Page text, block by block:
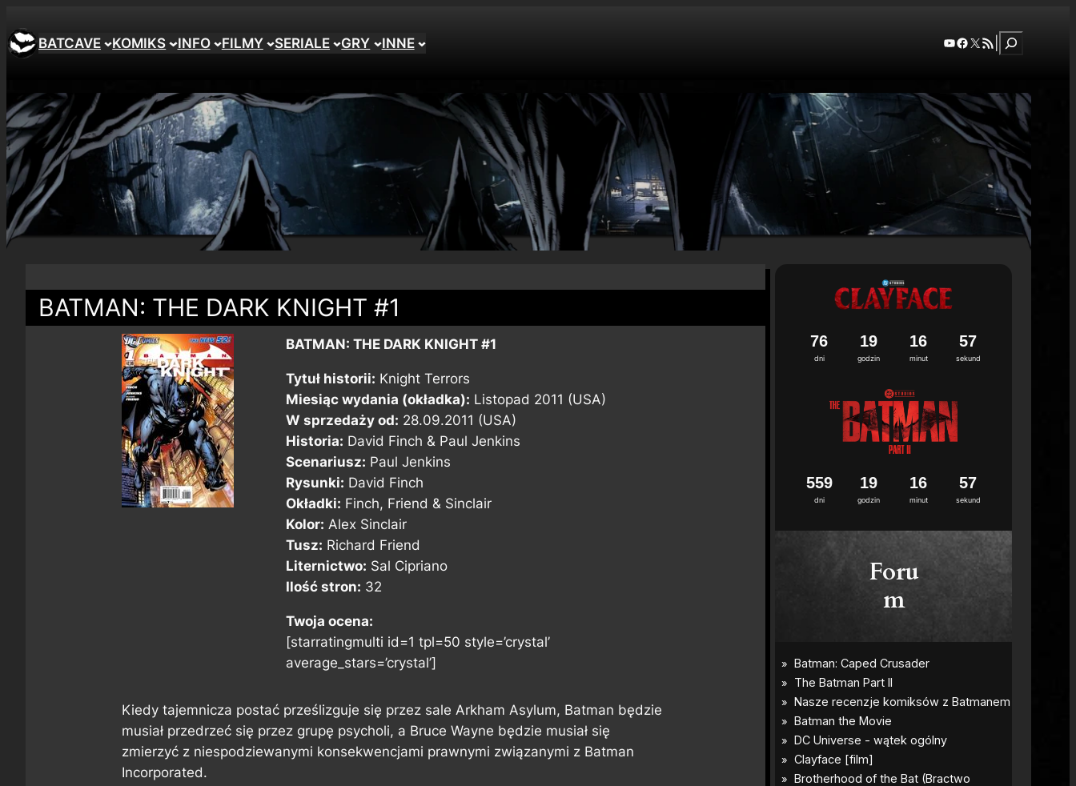
BATCAVE KOMIKS INFO FILMY SERIALE GRY INNE YouTube
Facebook
X RSS FeedSzukaj
BATMAN: THE DARK KNIGHT #1
BATMAN: THE DARK KNIGHT #1
Tytuł historii: Knight Terrors
Miesiąc wydania (okładka): Listopad 2011 (USA)
W sprzedaży od: 28.09.2011 (USA)
Historia: David Finch & Paul Jenkins
Scenariusz: Paul Jenkins
Rysunki: David Finch
Okładki: Finch, Friend & Sinclair
Kolor: Alex Sinclair
Tusz: Richard Friend
Liternictwo: Sal Cipriano
Ilość stron: 32
Twoja ocena:
[starratingmulti id=1 tpl=50 style=’crystal’
average_stars=’crystal’]
Kiedy tajemnicza postać prześlizguje się przez sale Arkham Asylum, Batman będzie
musiał przedrzeć się przez grupę psycholi, a Bruce Wayne będzie musiał się
zmierzyć z niespodziewanymi konsekwencjami prawnymi związanymi z Batman
Incorporated.
dni
76
godzin
19
minut
16
sekund
56
dni
559
godzin
19
minut
16
sekund
56
Foru
m